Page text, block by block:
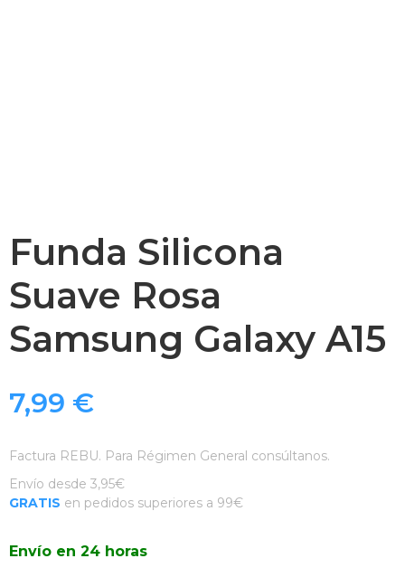
Funda Silicona
Suave Rosa
Samsung Galaxy A15
7,99 €
Factura REBU. Para Régimen General consúltanos.
Envío desde 3,95€
GRATIS en pedidos superiores a 99€
Envío en 24 horas